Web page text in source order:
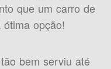
que um carro de
opção!
bem serviu até